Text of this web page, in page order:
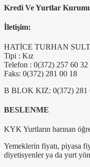
Kredi Ve Yurtlar
İletişim:
HATİCE TURHAN
Tipi : Kız
Telefon : 0(372) 257 60
Faks: 0(372) 281 00 18
B BLOK KIZ: 0(372) 281
BESLENME
KYK Yurtların barınan
Yemeklerin fiyatı, piyasa
diyetisyenler ya da yurt